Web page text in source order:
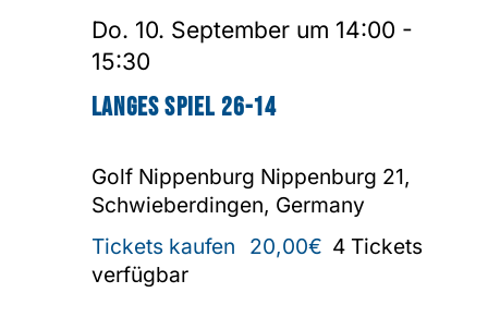
Langes Spiel 26-14
Do. 10. September um 14:00 -
15:30
Golf Nippenburg Nippenburg 21,
Schwieberdingen, Germany
Tickets kaufen
20,00€ 4 Tickets
verfügbar